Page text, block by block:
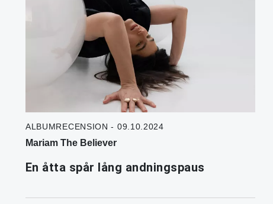
ALBUMRECENSION - 09.10.2024
Mariam The Believer
En åtta spår lång andningspaus